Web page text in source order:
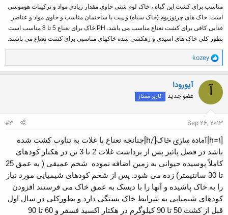
مناسب برای کشت این گیاه ، خاک لوم شنی حاوی مقدار زیادی مواد و ترکیبات هوموسی
است. خاک های چرنوزیوم (خاک سیاه) و پیت با ساختمان مناسب و حاوی مواد و عناصر
غذایی کافی برای کشت نعناع مناسب می باشد. PH خاک برای نعناع 5 تا 8 مناسب است
بطور کلی خاک های اسیدی و زهکشی شده خاکهای مناسبی برای کشت نعناع می باشند.
و
ا
ک
ن
ا
kozey
آ آیورودا
عضو جدید کاربر ممتاز
Sep 26, 2013
#3
[h=1]آماده سازی خاک[/h]
چنانچه نعناع با غلات به تناوب کشت شده
باشد در فصل پائیز پس از برداشت غلات 2 تا 3 تن در هکتار کودهای
کاملاً پوسیده حیوانی به زمین اضافه نموده ‏ شخم عمیقی ( به عمق 25
تا 30 سانتیمتر) زده می شود. پس از شخم کودهای شیمیایی مورد نیاز
را به خاک پاشیده و آنها را با دیسک به عمق خاک می فرستند افزودن
کودهای شیمیایی به شرایط خاک بستگی دارد و بطورکلی در سال اول
قبل از کشت 50 تا 90 کیلوگرم در هکتار اکسید فسفر و 60 تا 90